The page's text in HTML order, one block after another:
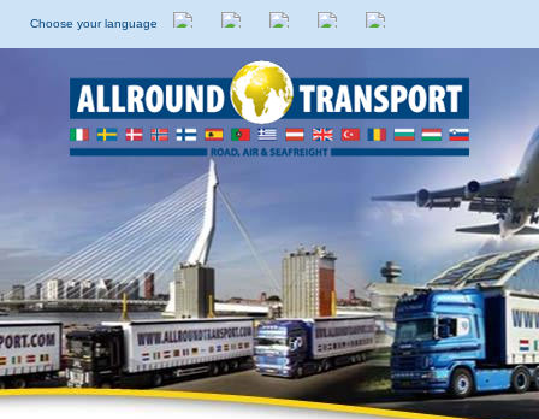
Choose your language
HolländskaEngelskaItalienskaSpanskaSvenska